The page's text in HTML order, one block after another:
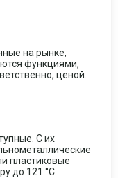
на рынке,
функциями,
ценой.
С их
пластиковые
до 121 °C.